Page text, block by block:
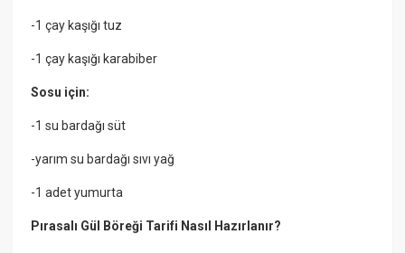
-1 çay kaşığı tuz
-1 çay kaşığı karabiber
Sosu için:
-1 su bardağı süt
-yarım su bardağı sıvı yağ
-1 adet yumurta
Pırasalı Gül Böreği Tarifi Nasıl Hazırlanır?